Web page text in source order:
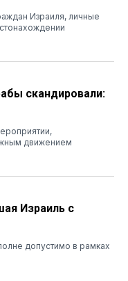
Израиля, личные
скандировали:
движением
Израиль с
допустимо в рамках